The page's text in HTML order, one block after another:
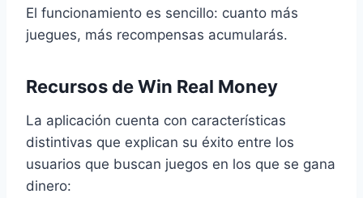
El funcionamiento es sencillo: cuanto más
juegues, más recompensas acumularás.
Recursos de Win Real Money
La aplicación cuenta con características
distintivas que explican su éxito entre los
usuarios que buscan juegos en los que se gana
dinero: